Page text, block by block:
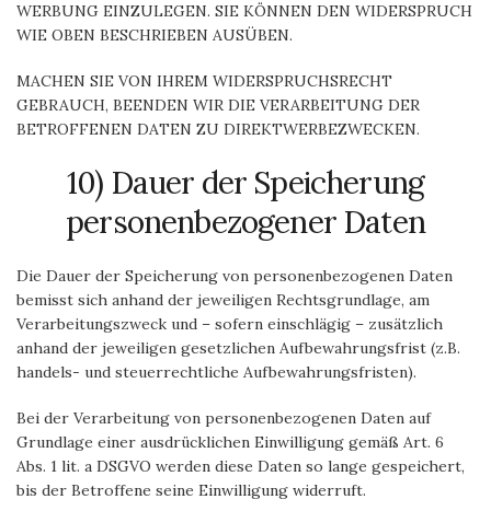
WERBUNG EINZULEGEN. SIE KÖNNEN DEN WIDERSPRUCH
WIE OBEN BESCHRIEBEN AUSÜBEN.
MACHEN SIE VON IHREM WIDERSPRUCHSRECHT
GEBRAUCH, BEENDEN WIR DIE VERARBEITUNG DER
BETROFFENEN DATEN ZU DIREKTWERBEZWECKEN.
10) Dauer der Speicherung
personenbezogener Daten
Die Dauer der Speicherung von personenbezogenen Daten
bemisst sich anhand der jeweiligen Rechtsgrundlage, am
Verarbeitungszweck und – sofern einschlägig – zusätzlich
anhand der jeweiligen gesetzlichen Aufbewahrungsfrist (z.B.
handels- und steuerrechtliche Aufbewahrungsfristen).
Bei der Verarbeitung von personenbezogenen Daten auf
Grundlage einer ausdrücklichen Einwilligung gemäß Art. 6
Abs. 1 lit. a DSGVO werden diese Daten so lange gespeichert,
bis der Betroffene seine Einwilligung widerruft.